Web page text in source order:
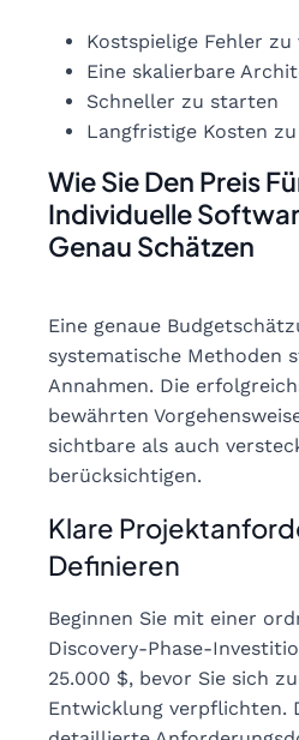
Kostspielige Fehler zu
Eine skalierbare
Schneller zu starten
Langfristige Kosten
Wie Sie Den Preis
Individuelle
Genau Schätzen
Eine genaue
systematische Methoden
Annahmen. Die
bewährten
sichtbare als auch
berücksichtigen.
Klare
Definieren
Beginnen Sie mit einer
Discovery-Phase-
25.000 $, bevor Sie sich
Entwicklung verpflichten.